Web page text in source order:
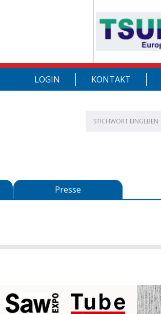
KONTAKT
LOGIN
Presse